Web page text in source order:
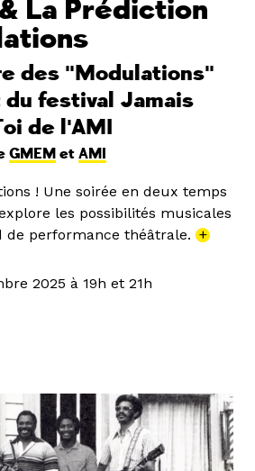
La Prédiction
des "Modulations"
du festival Jamais
de l'AMI
GMEM et AMI
! Une soirée en deux temps
les possibilités musicales
de performance théâtrale. +
2025 à 19h et 21h